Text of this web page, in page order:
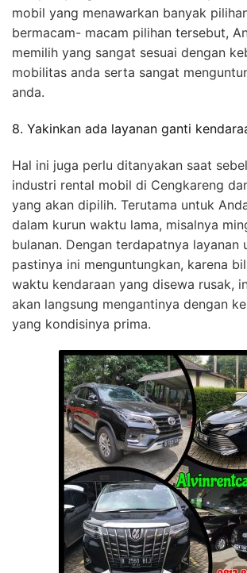
mobil yang menawarkan banyak
bermacam- macam pilihan tersebut,
memilih yang sangat sesuai dengan
mobilitas anda serta sangat
anda.
8. Yakinkan ada layanan ganti
Hal ini juga perlu ditanyakan saat
industri rental mobil di Cengkareng
yang akan dipilih. Terutama untuk
dalam kurun waktu lama, misalnya
bulanan. Dengan terdapatnya layanan
pastinya ini menguntungkan, karena
waktu kendaraan yang disewa rusak,
akan langsung mengantinya dengan
yang kondisinya prima.